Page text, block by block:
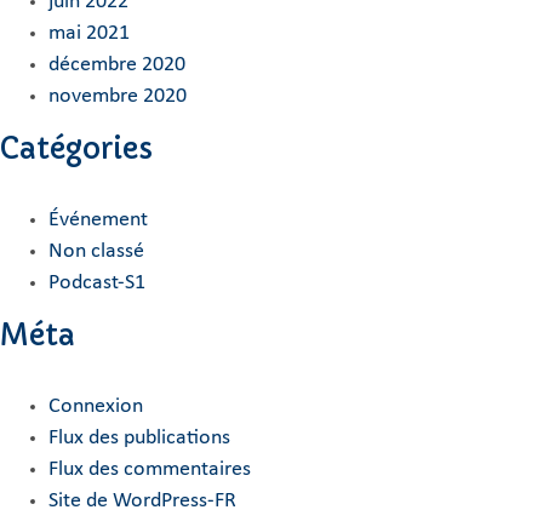
mai 2021
décembre 2020
novembre 2020
Catégories
Événement
Non classé
Podcast-S1
Méta
Connexion
Flux des publications
Flux des commentaires
Site de WordPress-FR